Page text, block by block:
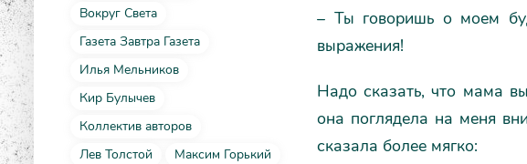
Вокруг Света
Газета Завтра Газета
Илья Мельников
Кир Булычев
Коллектив авторов
Лев Толстой
Максим Горький
– Ты говоришь о моем
выражения!
Надо сказать, что мама
она поглядела на меня
сказала более мягко: